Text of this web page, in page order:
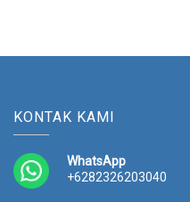
KONTAK KAMI
WhatsApp
+6282326203040